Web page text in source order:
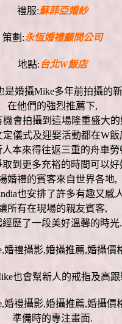
禮服:蘇菲亞婚紗
策劃:永恆婚禮顧問公司
地點: 台北W飯店
是婚攝Mike多年前拍攝的
在他們的強烈推薦下,
機會拍攝到這場隆重盛大的
儀式及迎娶活動都在W飯
人本來得往返三重的舟車勞
到更多充裕的時間可以好
婚禮的賓客來自世界各地,
也安排了許多有趣又感
所有在現場的親友賓客,
經歷了一段美好溫馨的時光.
也會幫新人的戒指及高
準備時的專注畫面.